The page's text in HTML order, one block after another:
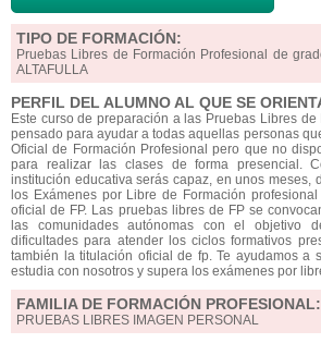
TIPO DE FORMACIÓN:
Pruebas Libres de Formación Profesional de
ALTAFULLA
PERFIL DEL ALUMNO AL QUE SE
Este curso de preparación a las Pruebas Libres
pensado para ayudar a todas aquellas personas
Oficial de Formación Profesional pero que no
para realizar las clases de forma presencial.
institución educativa serás capaz, en unos meses,
los Exámenes por Libre de Formación
oficial de FP. Las pruebas libres de FP se
las comunidades autónomas con el objetivo
dificultades para atender los ciclos formativos
también la titulación oficial de fp. Te ayudamos a
estudia con nosotros y supera los exámenes por
FAMILIA DE FORMACIÓN PROFESIONAL:
PRUEBAS LIBRES IMAGEN PERSONAL